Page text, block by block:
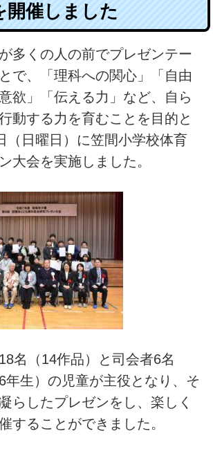
開催しました
多くの人の前でプレゼンテー
で、「理科への関心」「自由
欲」「伝える力」など、自ら
動する力を育むことを目的と
（日曜日）に笠間小学校体育
大会を実施しました。
名（14作品）と司会者6名
年生）の児童が主役となり、そ
らしたプレゼンをし、楽しく
することができました。